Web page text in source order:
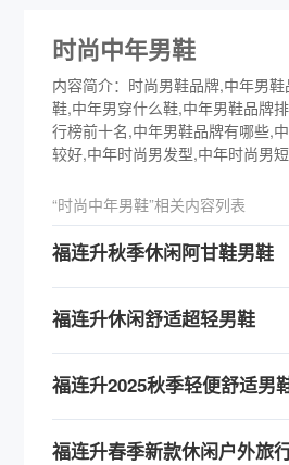
时尚中年男鞋
内容简介：时尚男鞋品牌,中年男
鞋,中年男穿什么鞋,中年男鞋品牌
行榜前十名,中年男鞋品牌有哪些,
较好,中年时尚男发型,中年时尚男
“时尚中年男鞋”相关内容列表
福连升秋季休闲阿甘鞋男鞋
福连升休闲舒适超轻男鞋
福连升2025秋季轻便舒适男
福连升春季新款休闲户外旅